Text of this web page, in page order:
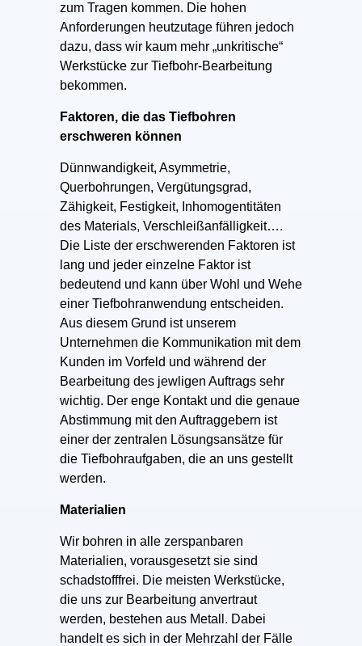
zum Tragen kommen. Die hohen
Anforderungen heutzutage führen jedoch
dazu, dass wir kaum mehr „unkritische“
Werkstücke zur Tiefbohr-Bearbeitung
bekommen.
Faktoren, die das Tiefbohren
erschweren können
Dünnwandigkeit, Asymmetrie,
Querbohrungen, Vergütungsgrad,
Zähigkeit, Festigkeit, Inhomogentitäten
des Materials, Verschleißanfälligkeit….
Die Liste der erschwerenden Faktoren ist
lang und jeder einzelne Faktor ist
bedeutend und kann über Wohl und Wehe
einer Tiefbohranwendung entscheiden.
Aus diesem Grund ist unserem
Unternehmen die Kommunikation mit dem
Kunden im Vorfeld und während der
Bearbeitung des jewligen Auftrags sehr
wichtig. Der enge Kontakt und die genaue
Abstimmung mit den Auftraggebern ist
einer der zentralen Lösungsansätze für
die Tiefbohraufgaben, die an uns gestellt
werden.
Materialien
Wir bohren in alle zerspanbaren
Materialien, vorausgesetzt sie sind
schadstofffrei. Die meisten Werkstücke,
die uns zur Bearbeitung anvertraut
werden, bestehen aus Metall. Dabei
handelt es sich in der Mehrzahl der Fälle